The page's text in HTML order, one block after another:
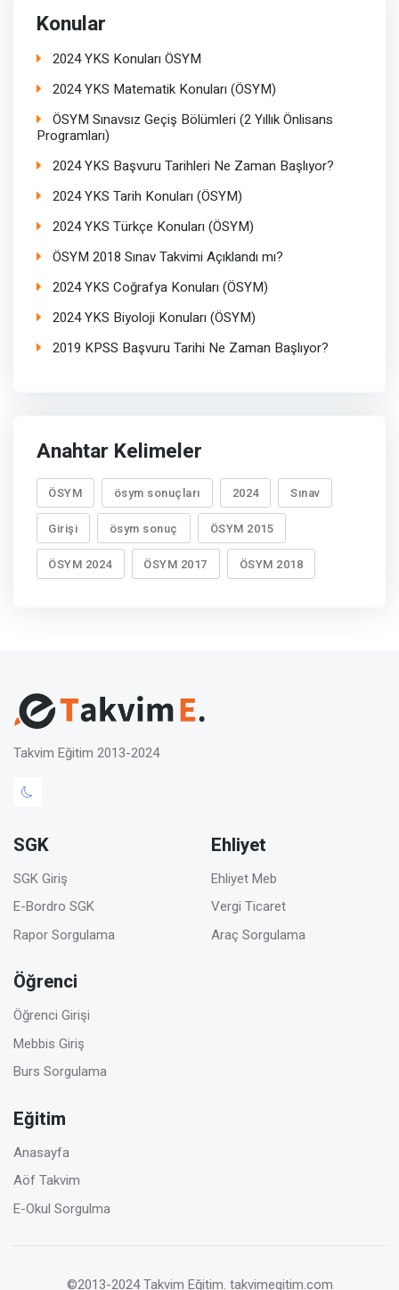
Konular
2024 YKS Konuları ÖSYM
2024 YKS Matematik Konuları (ÖSYM)
ÖSYM Sınavsız Geçiş Bölümleri (2 Yıllık Önlisans
Programları)
2024 YKS Başvuru Tarihleri Ne Zaman Başlıyor?
2024 YKS Tarih Konuları (ÖSYM)
2024 YKS Türkçe Konuları (ÖSYM)
ÖSYM 2018 Sınav Takvimi Açıklandı mı?
2024 YKS Coğrafya Konuları (ÖSYM)
2024 YKS Biyoloji Konuları (ÖSYM)
2019 KPSS Başvuru Tarihi Ne Zaman Başlıyor?
Anahtar Kelimeler
ÖSYM ösym sonuçları 2024 Sınav
Girişi ösym sonuç ÖSYM 2015
ÖSYM 2024 ÖSYM 2017 ÖSYM 2018
Takvim Eğitim 2013-2024
SGK
SGK Giriş
E-Bordro SGK
Rapor Sorgulama
Ehliyet
Ehliyet Meb
Vergi Ticaret
Araç Sorgulama
Öğrenci
Öğrenci Girişi
Mebbis Giriş
Burs Sorgulama
Eğitim
Anasayfa
Aöf Takvim
E-Okul Sorgulma
©2013-2024 Takvim Eğitim. takvimegitim.com